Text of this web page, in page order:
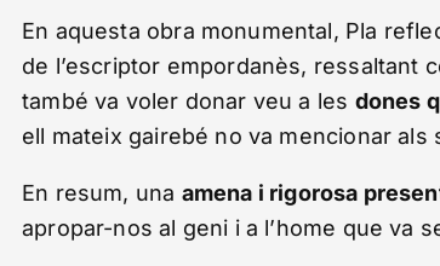
En aquesta obra monumental, Pla
de l’escriptor empordanès, ressaltant
també va voler donar veu a les dones
ell mateix gairebé no va mencionar als
En resum, una amena i rigorosa
apropar-nos al geni i a l’home que va